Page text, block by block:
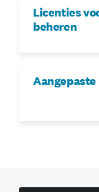
Licenties
beheren